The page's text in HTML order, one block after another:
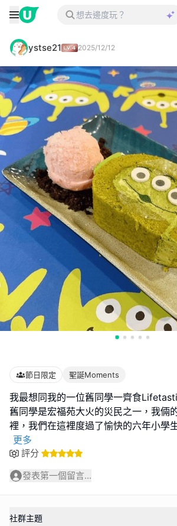
ystse21 2025/12/12
節日限定 聖誕Moments
我最想同我的一位舊同學一齊食
舊同學是宏福苑大火的災民之一，我倆
裡，我們在這裡度過了愉快的六年小學
更多
評分
發表第一個留言...
社群主題